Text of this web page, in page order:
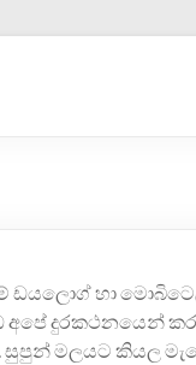
ඩයලොග් හා
අපේ දුරකථනයෙන්
සුපුන් මලයට කියල